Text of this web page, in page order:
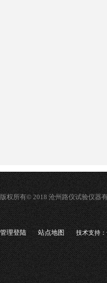
版权所有© 2018 沧州路仪试验仪器
管理登陆 站点地图 技术支持：